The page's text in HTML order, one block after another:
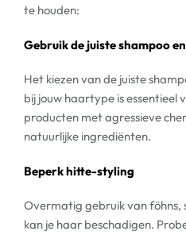
te houden:
Gebruik de juiste shampoo
Het kiezen van de juiste
bij jouw haartype is essentieel
producten met agressieve
natuurlijke ingrediënten.
Beperk hitte-styling
Overmatig gebruik van föhns,
kan je haar beschadigen.